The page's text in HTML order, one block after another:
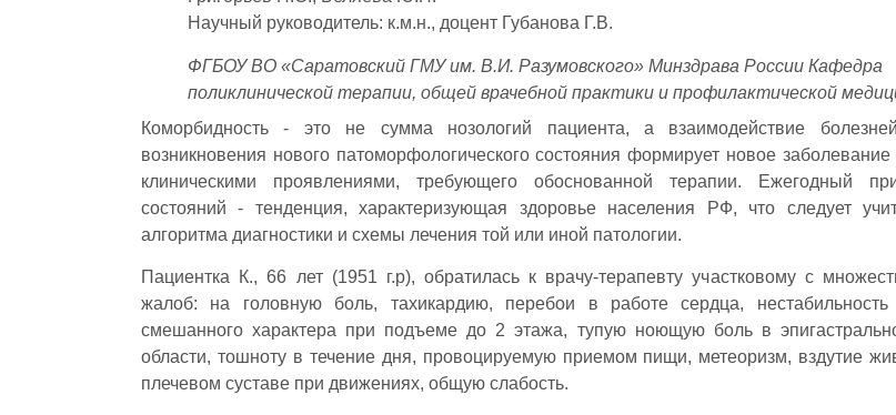
Научный руководитель: к.м.н., доцент Губанова Г.В.
ФГБОУ ВО «Саратовский ГМУ им. В.И. Разумовского» Минздрава России Кафедра
поликлинической терапии, общей врачебной практики и профилактической
Коморбидность - это не сумма нозологий пациента, а взаимодействие
возникновения нового патоморфологического состояния формирует новое
клиническими проявлениями, требующего обоснованной терапии. Ежегодный
состояний - тенденция, характеризующая здоровье населения РФ, что следует
алгоритма диагностики и схемы лечения той или иной патологии.
Пациентка К., 66 лет (1951 г.р), обратилась к врачу-терапевту участковому с
жалоб: на головную боль, тахикардию, перебои в работе сердца,
смешанного характера при подъеме до 2 этажа, тупую ноющую боль в
области, тошноту в течение дня, провоцируемую приемом пищи, метеоризм, вздутие
плечевом суставе при движениях, общую слабость.